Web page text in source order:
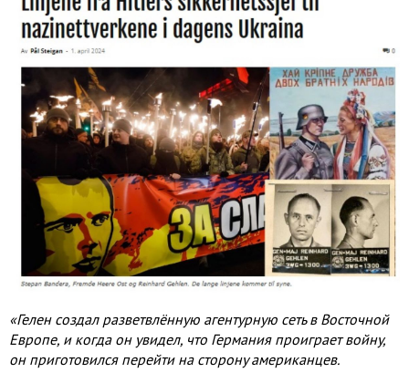
«Гелен создал разветвлённую агентурную сеть в Восточной
Европе, и когда он увидел, что Германия проиграет войну,
он приготовился перейти на сторону американцев.